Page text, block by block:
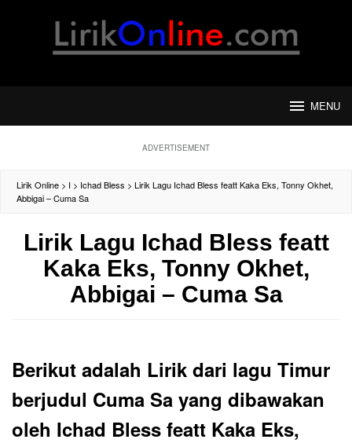
MENU
ADVERTISEMENT
Lirik Online > I > Ichad Bless > Lirik Lagu Ichad Bless featt Kaka Eks, Tonny Okhet,
Abbigai – Cuma Sa
Lirik Lagu Ichad Bless featt
Kaka Eks, Tonny Okhet,
Abbigai – Cuma Sa
Berikut adalah Lirik dari lagu Timur
berjudul Cuma Sa yang dibawakan
oleh Ichad Bless featt Kaka Eks,